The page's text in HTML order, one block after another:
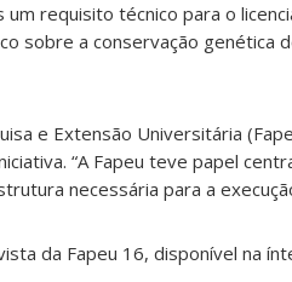
requisito técnico para o
sobre a conservação genética
e Extensão Universitária
“A Fapeu teve papel
necessária para a
da Fapeu 16, disponível na